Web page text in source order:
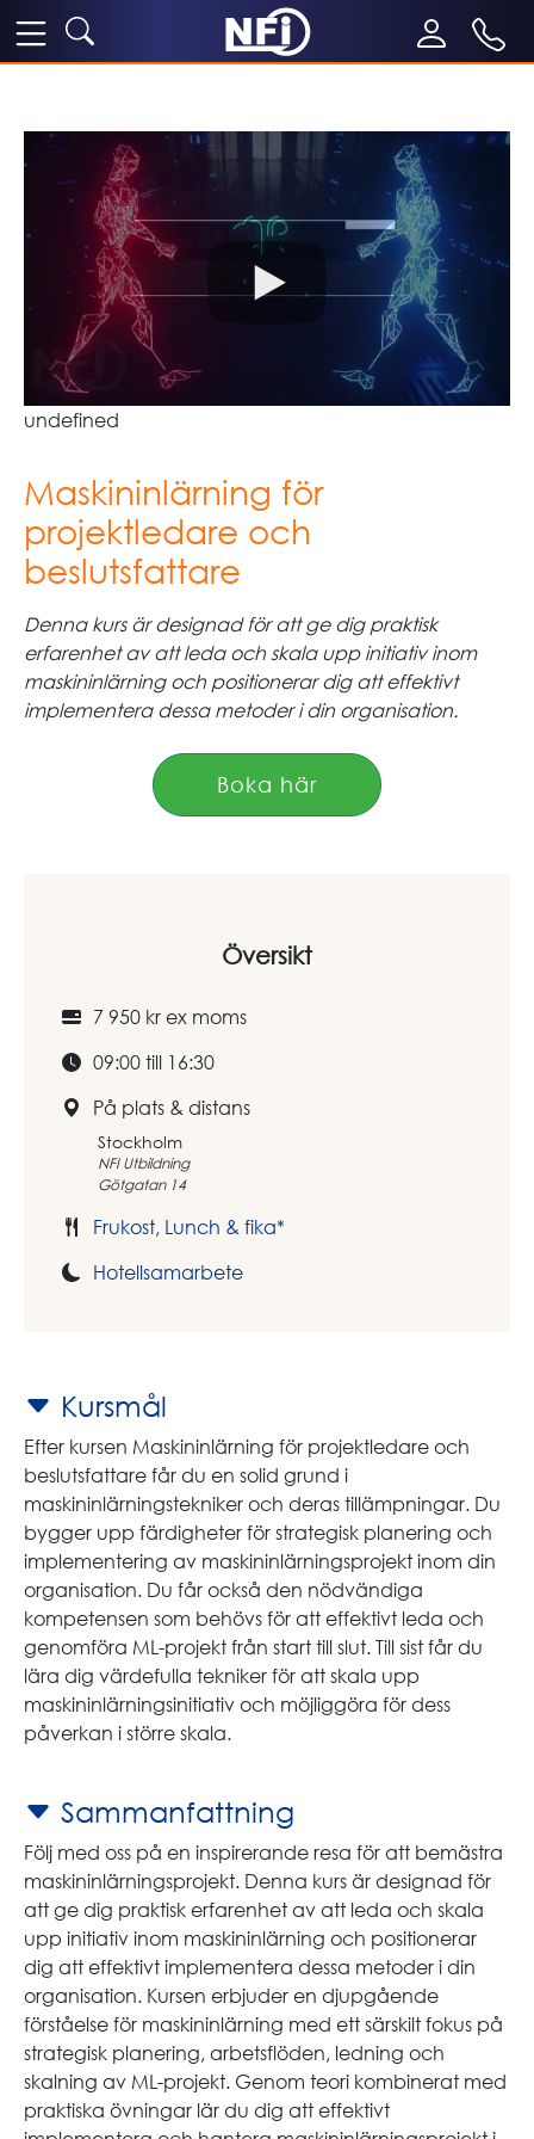
undefined
Maskininlärning för
projektledare och
beslutsfattare
Denna kurs är designad för att ge dig praktisk
erfarenhet av att leda och skala upp initiativ inom
maskininlärning och positionerar dig att effektivt
implementera dessa metoder i din organisation.
Boka här
Översikt
7 950 kr ex moms
09:00 till 16:30
På plats & distans
Stockholm
NFI Utbildning
Götgatan 14
Frukost, Lunch & fika*
Hotellsamarbete
Kursmål
Efter kursen Maskininlärning för projektledare och
beslutsfattare får du en solid grund i
maskininlärningstekniker och deras tillämpningar. Du
bygger upp färdigheter för strategisk planering och
implementering av maskininlärningsprojekt inom din
organisation. Du får också den nödvändiga
kompetensen som behövs för att effektivt leda och
genomföra ML-projekt från start till slut. Till sist får du
lära dig värdefulla tekniker för att skala upp
maskininlärningsinitiativ och möjliggöra för dess
påverkan i större skala.
Sammanfattning
Följ med oss på en inspirerande resa för att bemästra
maskininlärningsprojekt. Denna kurs är designad för
att ge dig praktisk erfarenhet av att leda och skala
upp initiativ inom maskininlärning och positionerar
dig att effektivt implementera dessa metoder i din
organisation. Kursen erbjuder en djupgående
förståelse för maskininlärning med ett särskilt fokus på
strategisk planering, arbetsflöden, ledning och
skalning av ML-projekt. Genom teori kombinerat med
praktiska övningar lär du dig att effektivt